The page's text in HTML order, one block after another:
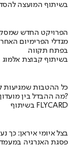
בשיתוף המועצה
הפרויקט החדש
בפתח תקווה
בשיתוף קבוצת אלמוג
כל ההטבות שמגיעות
מה ההבדל בין מועדון תעופה וכרטיס אשראי?
בשיתוף FLYCARD
בצל איומי איראן: כך
פסגת האנרגיה